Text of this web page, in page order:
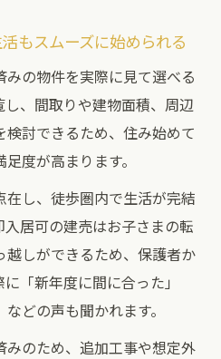
の主な特徴を表で解説
ード入居のメリット
入居可物件を見極めるコ
の即入居対応ポイント
件の選び方ガイド
の建売ポイント
売のおすすめ条件まとめ
の子育て環境
売の間取りや設備
もスムーズに始められる
の物件を実際に見て選べる
、間取りや建物面積、周辺
討できるため、住み始めて
度が高まります。
し、徒歩圏内で生活が完結
居可の建売はお子さまの転
しができるため、保護者か
「新年度に間に合った」
どの声も聞かれます。
みのため、追加工事や想定外